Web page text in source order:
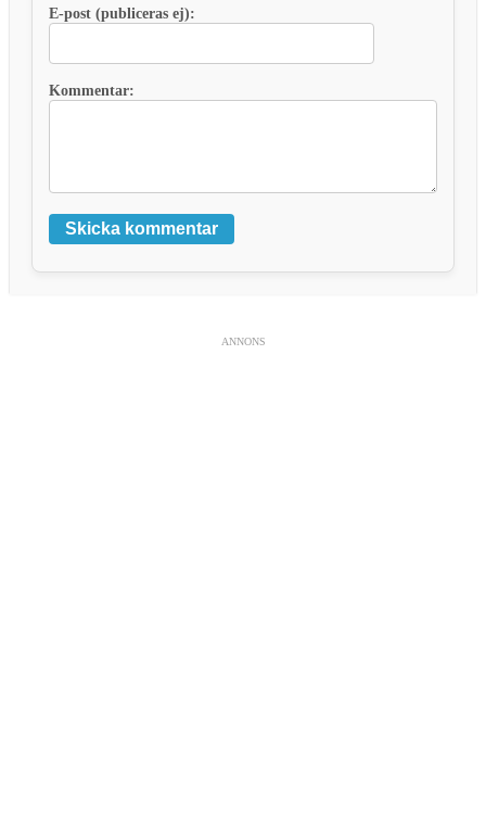
E-post (publiceras ej):
Kommentar:
Skicka kommentar
ANNONS